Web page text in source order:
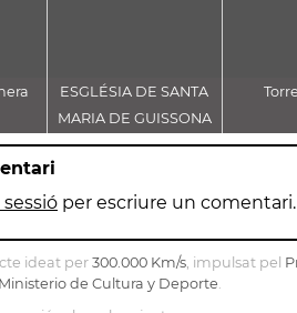
ESGLÉSIA DE SANTA
MARIA DE GUISSONA
per escriure un comentari.
ideat per 300.000 Km/s, impulsat pel
Ministerio de Cultura y Deporte.